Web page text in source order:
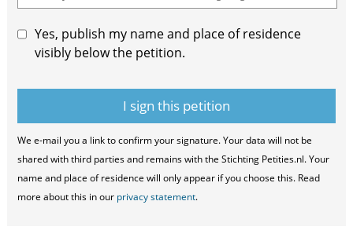
Yes, publish my name and place of residence
visibly below the petition.
We e-mail you a link to confirm your signature. Your data will not be
shared with third parties and remains with the Stichting Petities.nl. Your
name and place of residence will only appear if you choose this. Read
more about this in our privacy statement.